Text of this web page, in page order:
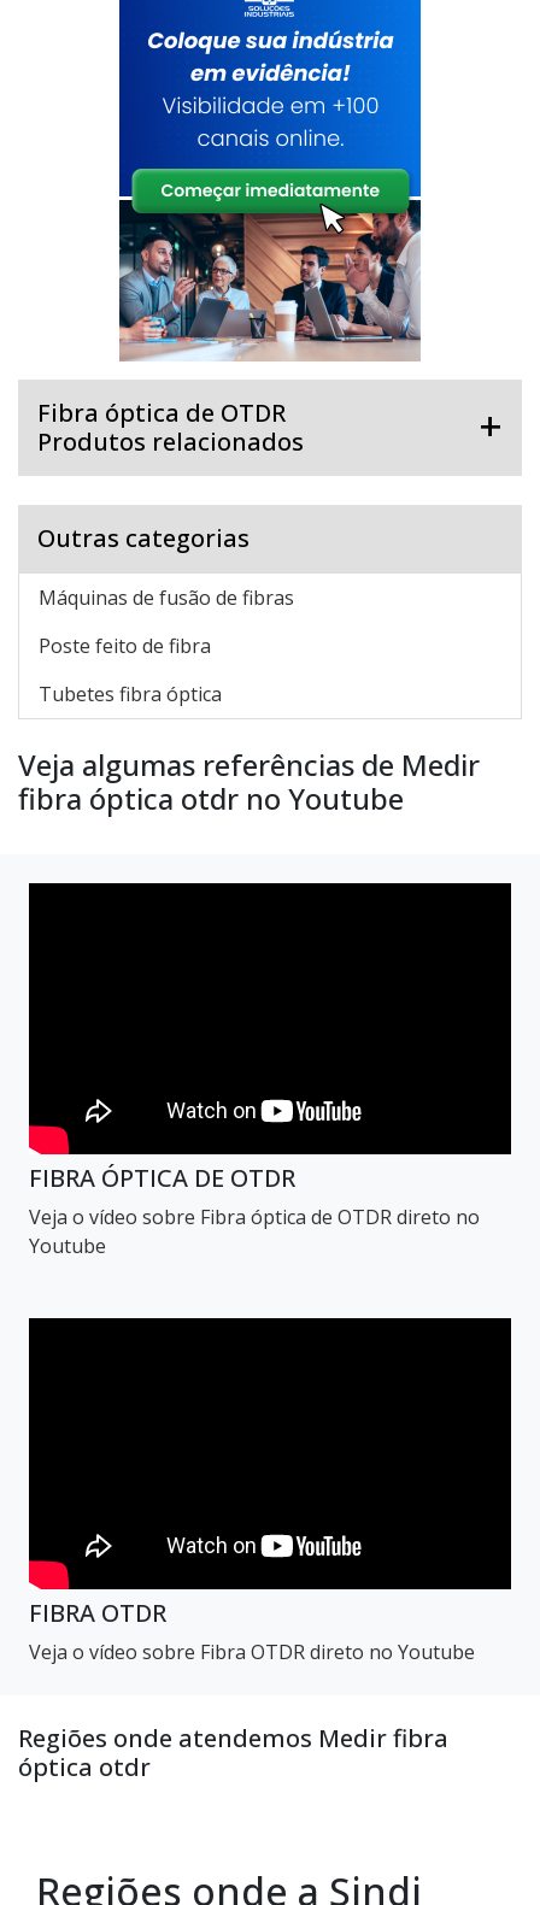
Fibra óptica de OTDR
Produtos relacionados
Outras categorias
Máquinas de fusão de fibras
Poste feito de fibra
Tubetes fibra óptica
Veja algumas referências de Medir
fibra óptica otdr no Youtube
FIBRA ÓPTICA DE OTDR
Veja o vídeo sobre Fibra óptica de OTDR direto no
Youtube
FIBRA OTDR
Veja o vídeo sobre Fibra OTDR direto no Youtube
Regiões onde atendemos Medir fibra
óptica otdr
Regiões onde a Sindi